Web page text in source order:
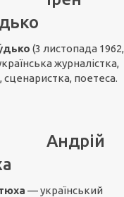
(3 листопада 1962,
журналістка,
поетеса.
Андрій
— український